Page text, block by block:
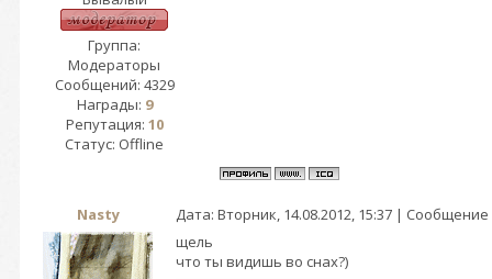
Группа:
Модераторы
Сообщений: 4329
Награды: 9
Репутация: 10
Статус: Offline
Nasty Дата: Вторник, 14.08.2012, 15:37 |
щель
что ты видишь во снах?)